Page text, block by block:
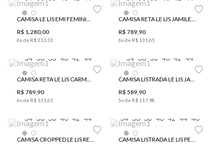
CAMISA LE LIS EMI FEMININA
R$ 1.280,00
6x de R$213 33
CAMISA RETA LE LIS JAMILE FEMININA
R$ 789,90
6x de R$ 131 65
34 36 38 40 42 44
CAMISA RETA LE LIS CARMEN FEMININA
R$ 789,90
6x de R$ 131 65
34 36 38 40 42 44
CAMISA LISTRADA LE LIS JAQUELINE FEMININA
R$ 589,90
5x de R$ 117 98
34 36 38 40 42 44
CAMISA CROPPED LE LIS RENÊ FEMININA
34 36 38 40 42 44 46
CAMISA LISTRADA LE LIS PENÉLOPE FEMININA